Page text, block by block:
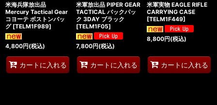
米海兵隊放出品
Mercury Tactical Gear
コヨーテ ボストンバッ
グ [TELM1F989]
4,800円(税込)
カートに入れる
米軍放出品 PIPER GEAR
TACTICAL バックパッ
ク 3DAY ブラック
[TELM1F05]
7,800円(税込)
カートに入れる
米軍実物 EAGLE RIFLE
CARRYING CASE
[TELM1F449]
8,800円(税込)
カートに入れる